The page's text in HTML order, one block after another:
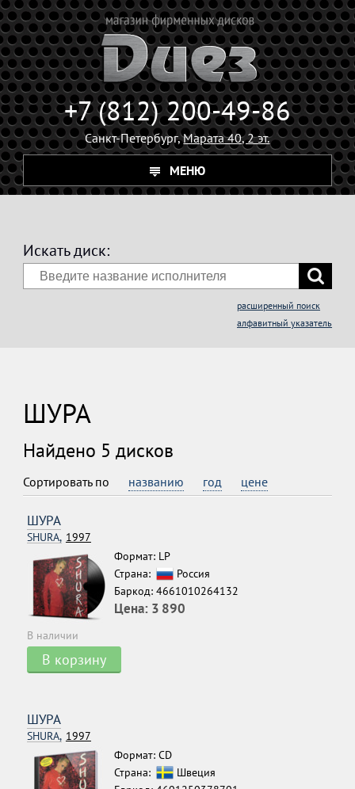
+7 (812) 200-49-86
Санкт-Петербург,Марата 40, 2 эт.
МЕНЮ
Искать диск:
расширенный поиск
алфавитный указатель
ШУРА
Найдено 5 дисков
Сортировать по названию год цене
ШУРА
SHURA, 1997
Формат: LP
Страна:
Россия
Баркод: 4661010264132
Цена: 3 890
В наличии
В корзину
ШУРА
SHURA, 1997
Формат: CD
Страна:
Швеция